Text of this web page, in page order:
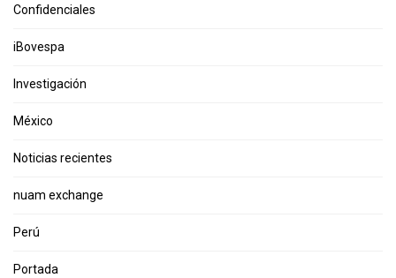
Confidenciales
iBovespa
Investigación
México
Noticias recientes
nuam exchange
Perú
Portada